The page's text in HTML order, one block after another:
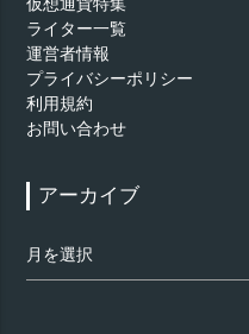
ライター一覧
運営者情報
プライバシーポリシー
利用規約
お問い合わせ
アーカイブ
ー